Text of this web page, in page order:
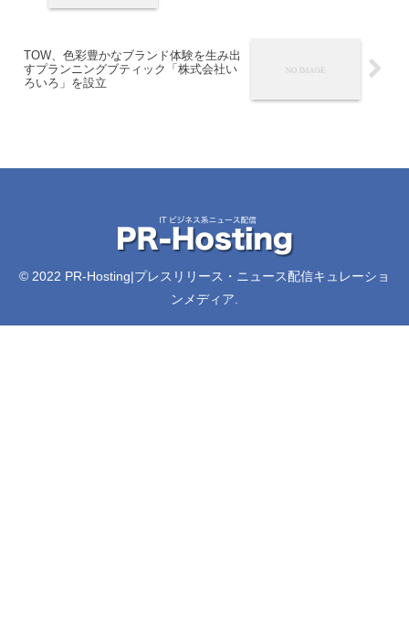
TOW、色彩豊かなブランド体験を生み出
すプランニングブティック「株式会社い
ろいろ」を設立
© 2022 PR-Hosting|プレスリリース・ニュース配信キュレーショ
ンメディア.